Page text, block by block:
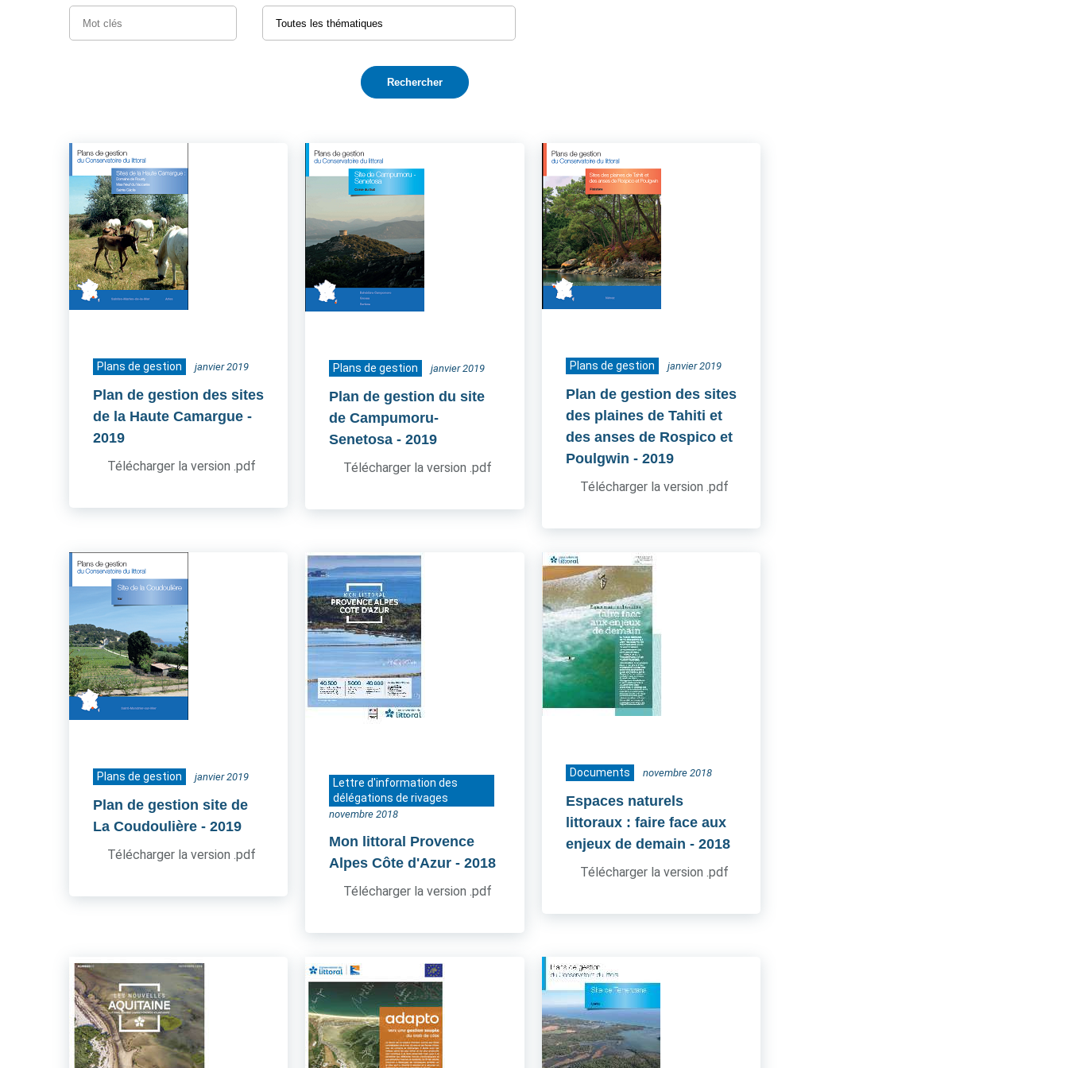
Plans de gestion janvier 2019
Plan de gestion des sites
de la Haute Camargue -
2019
Télécharger la version .pdf
Plans de gestion janvier 2019
Plan de gestion du site
de Campumoru-
Senetosa - 2019
Télécharger la version .pdf
Plans de gestion janvier 2019
Plan de gestion des sites
des plaines de Tahiti et
des anses de Rospico et
Poulgwin - 2019
Télécharger la version .pdf
Plans de gestion janvier 2019
Plan de gestion site de
La Coudoulière - 2019
Télécharger la version .pdf
Lettre d'information des
délégations de rivages
novembre 2018
Mon littoral Provence
Alpes Côte d'Azur - 2018
Télécharger la version .pdf
Documents novembre 2018
Espaces naturels
littoraux : faire face aux
enjeux de demain - 2018
Télécharger la version .pdf